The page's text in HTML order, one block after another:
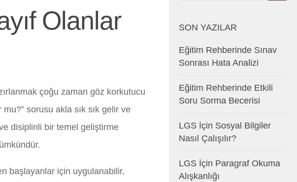
Olanlar
çoğu zaman göz korkutucu
sorusu akla sık sık gelir ve
disiplinli bir temel geliştirme
başlayanlar için uygulanabilir,
SON YAZILAR
Eğitim Rehberinde Sınav
Sonrası Hata Analizi
Eğitim Rehberinde Etkili
Soru Sorma Becerisi
LGS İçin Sosyal Bilgiler
Nasıl Çalışılır?
LGS İçin Paragraf Okuma
Alışkanlığı